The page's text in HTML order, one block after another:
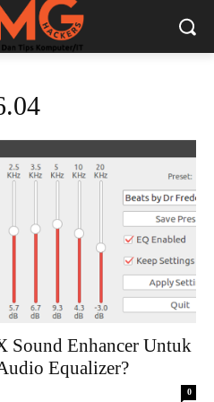
Sound Enhancer Untuk
Equalizer?
0